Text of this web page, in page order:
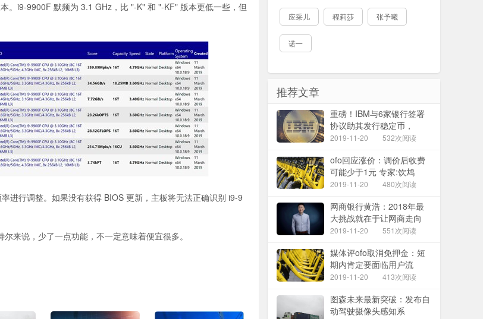
。i9-9900F 默频为 3.1 GHz，比 "-K" 和 "-KF" 版本更低一些，但
进行调整。如果没有获得 BIOS 更新，主板将无法正确识别 i9-9
来说，少了一点功能，不一定意味着便宜很多。
应采儿 程莉莎 张予曦
诺一
推荐文章
重磅！IBM与6家银行签署
协议助其发行稳定币，
2019-11-20 532次阅读
ofo回应涨价：调价后收费
可能少于1元 专家:饮鸩
2019-11-20 480次阅读
网商银行黄浩：2018年最
大挑战就在于让网商走向
2019-11-20 551次阅读
媒体评ofo取消免押金：短
期内肯定要面临用户流
2019-11-20 413次阅读
图森未来最新突破：发布自
动驾驶摄像头感知系